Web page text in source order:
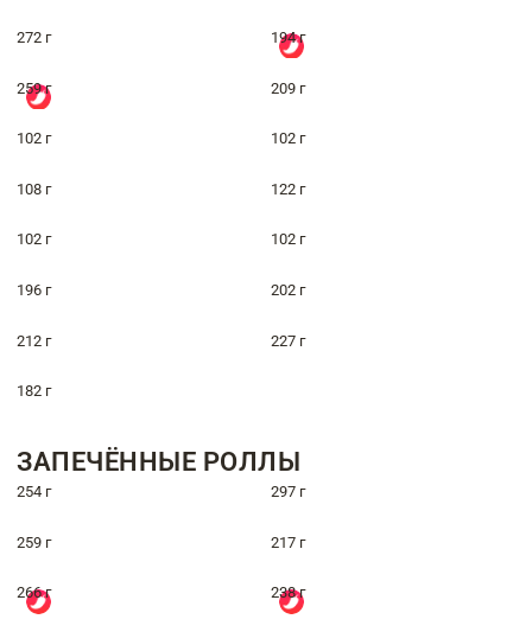
272 г 194 г
259 г 209 г
102 г 102 г
108 г 122 г
102 г 102 г
196 г 202 г
212 г 227 г
182 г
ЗАПЕЧЁННЫЕ РОЛЛЫ
254 г 297 г
259 г 217 г
266 г 238 г